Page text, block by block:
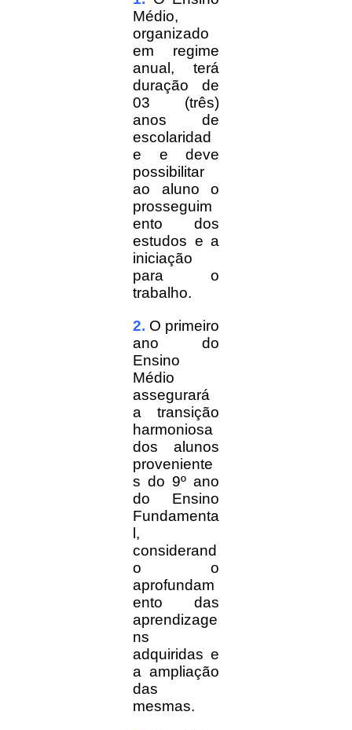
Médio,
organizado
em regime
anual, terá
duração de
03 (três)
anos de
escolaridad
e e deve
possibilitar
ao aluno o
prosseguim
ento dos
estudos e a
iniciação
para o
trabalho.
2. O primeiro
ano do
Ensino
Médio
assegurará
a transição
harmoniosa
dos alunos
proveniente
s do 9º ano
do Ensino
Fundamenta
l,
considerand
o o
aprofundam
ento das
aprendizage
ns
adquiridas e
a ampliação
das
mesmas.